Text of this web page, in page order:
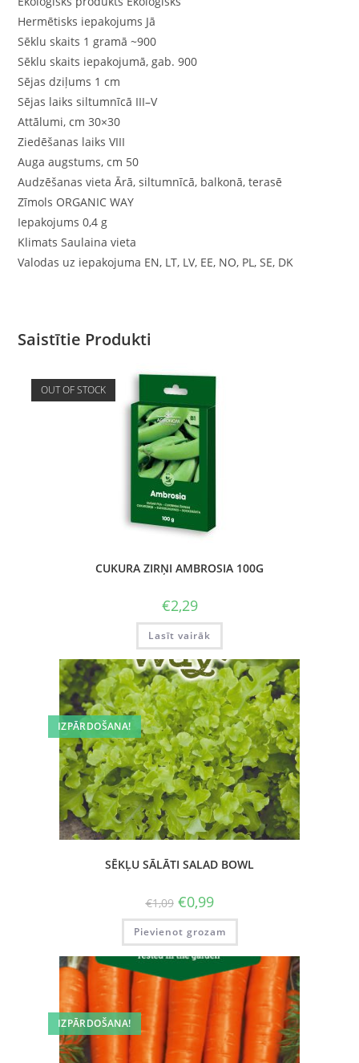
Hermētisks iepakojums Jā
Sēklu skaits 1 gramā ~900
Sēklu skaits iepakojumā, gab. 900
Sējas dziļums 1 cm
Sējas laiks siltumnīcā III–V
Attālumi, cm 30×30
Ziedēšanas laiks VIII
Auga augstums, cm 50
Audzēšanas vieta Ārā, siltumnīcā, balkonā, terasē
Zīmols ORGANIC WAY
Iepakojums 0,4 g
Klimats Saulaina vieta
Valodas uz iepakojuma EN, LT, LV, EE, NO, PL, SE, DK
Saistītie Produkti
OUT OF STOCK
CUKURA ZIRŅI AMBROSIA 100G
€2,29
Lasīt vairāk
IZPĀRDOŠANA!
SĒKĻU SĀLĀTI SALAD BOWL
€1,09 €0,99
Pievienot grozam
IZPĀRDOŠANA!